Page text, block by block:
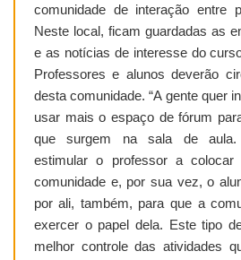
comunidade de interação entre
Neste local, ficam guardadas as
e as notícias de interesse do
Professores e alunos deverão
desta comunidade. “A gente quer
usar mais o espaço de fórum
que surgem na sala de aula.
estimular o professor a
comunidade e, por sua vez, o
por ali, também, para que a
exercer o papel dela. Este tipo
melhor controle das atividades